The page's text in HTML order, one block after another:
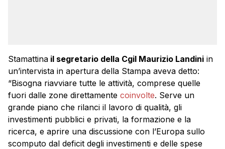
Stamattina il segretario della Cgil Maurizio Landini in
un’intervista in apertura della Stampa aveva detto:
“Bisogna riavviare tutte le attività, comprese quelle
fuori dalle zone direttamente coinvolte. Serve un
grande piano che rilanci il lavoro di qualità, gli
investimenti pubblici e privati, la formazione e la
ricerca, e aprire una discussione con l’Europa sullo
scomputo dal deficit degli investimenti e delle spese